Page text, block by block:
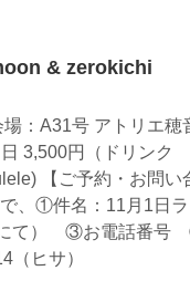
& zerokichi
：A31号 アトリエ穂
3,500円（ドリンク
【ご予約・お問い
、①件名：11月1日ラ
にて） ③お電話番
（ヒサ）